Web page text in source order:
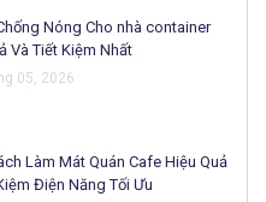
Nóng Cho nhà container
Và Tiết Kiệm Nhất
05, 2026
Làm Mát Quán Cafe Hiệu Quả
Điện Năng Tối Ưu